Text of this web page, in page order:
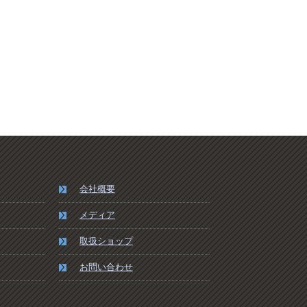
会社概要
メディア
取扱ショップ
お問い合わせ